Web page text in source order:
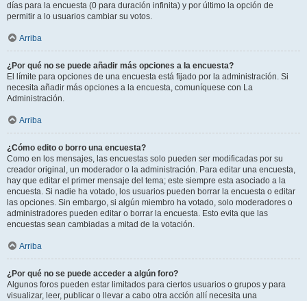
días para la encuesta (0 para duración infinita) y por último la opción de
permitir a lo usuarios cambiar su votos.
Arriba
¿Por qué no se puede añadir más opciones a la encuesta?
El límite para opciones de una encuesta está fijado por la administración. Si
necesita añadir más opciones a la encuesta, comuníquese con La
Administración.
Arriba
¿Cómo edito o borro una encuesta?
Como en los mensajes, las encuestas solo pueden ser modificadas por su
creador original, un moderador o la administración. Para editar una encuesta,
hay que editar el primer mensaje del tema; este siempre esta asociado a la
encuesta. Si nadie ha votado, los usuarios pueden borrar la encuesta o editar
las opciones. Sin embargo, si algún miembro ha votado, solo moderadores o
administradores pueden editar o borrar la encuesta. Esto evita que las
encuestas sean cambiadas a mitad de la votación.
Arriba
¿Por qué no se puede acceder a algún foro?
Algunos foros pueden estar limitados para ciertos usuarios o grupos y para
visualizar, leer, publicar o llevar a cabo otra acción allí necesita una